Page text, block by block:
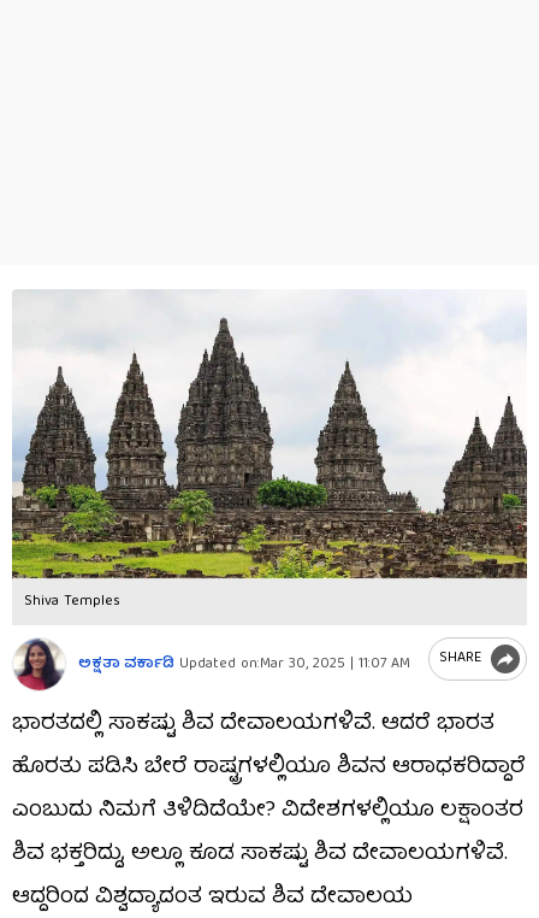
Shiva Temples
ಅಕ್ಷತಾ ವರ್ಕಾಡಿ Updated on:Mar 30, 2025 | 11:07 AM SHARE
ಭಾರತದಲ್ಲಿ ಸಾಕಷ್ಟು ಶಿವ ದೇವಾಲಯಗಳಿವೆ. ಆದರೆ ಭಾರತ
ಹೊರತು ಪಡಿಸಿ ಬೇರೆ ರಾಷ್ಟ್ರಗಳಲ್ಲಿಯೂ ಶಿವನ ಆರಾಧಕರಿದ್ದಾರೆ
ಎಂಬುದು ನಿಮಗೆ ತಿಳಿದಿದೆಯೇ? ವಿದೇಶಗಳಲ್ಲಿಯೂ ಲಕ್ಷಾಂತರ
ಶಿವ ಭಕ್ತರಿದ್ದು, ಅಲ್ಲೂ ಕೂಡ ಸಾಕಷ್ಟು ಶಿವ ದೇವಾಲಯಗಳಿವೆ.
ಆದ್ದರಿಂದ ವಿಶ್ವದ್ಯಾದಂತ ಇರುವ ಶಿವ ದೇವಾಲಯ